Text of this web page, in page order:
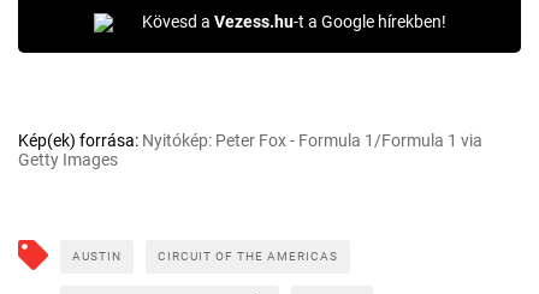
Kövesd a Vezess.hu-t a Google hírekben!
Kép(ek) forrása: Nyitókép: Peter Fox - Formula 1/Formula 1 via
Getty Images
AUSTIN CIRCUIT OF THE AMERICAS